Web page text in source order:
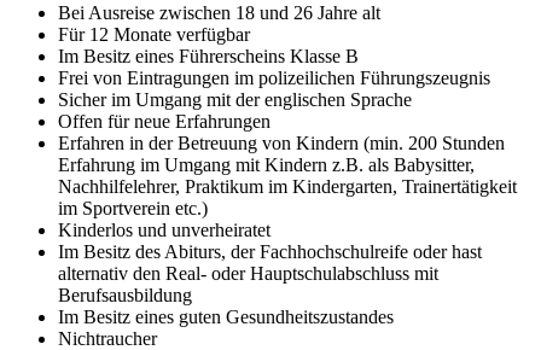
Bei Ausreise zwischen 18 und 26 Jahre alt
Für 12 Monate verfügbar
Im Besitz eines Führerscheins Klasse B
Frei von Eintragungen im polizeilichen Führungszeugnis
Sicher im Umgang mit der englischen Sprache
Offen für neue Erfahrungen
Erfahren in der Betreuung von Kindern (min. 200 Stunden
Erfahrung im Umgang mit Kindern z.B. als Babysitter,
Nachhilfelehrer, Praktikum im Kindergarten, Trainertätigkeit
im Sportverein etc.)
Kinderlos und unverheiratet
Im Besitz des Abiturs, der Fachhochschulreife oder hast
alternativ den Real- oder Hauptschulabschluss mit
Berufsausbildung
Im Besitz eines guten Gesundheitszustandes
Nichtraucher